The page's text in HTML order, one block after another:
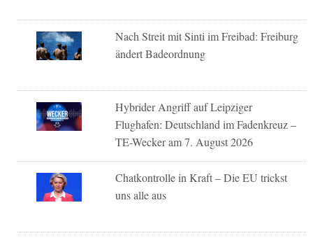
Nach Streit mit Sinti im Freibad: Freiburg
ändert Badeordnung
Hybrider Angriff auf Leipziger
Flughafen: Deutschland im Fadenkreuz –
TE-Wecker am 7. August 2026
Chatkontrolle in Kraft – Die EU trickst
uns alle aus